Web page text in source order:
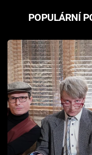
POPULÁRNÍ